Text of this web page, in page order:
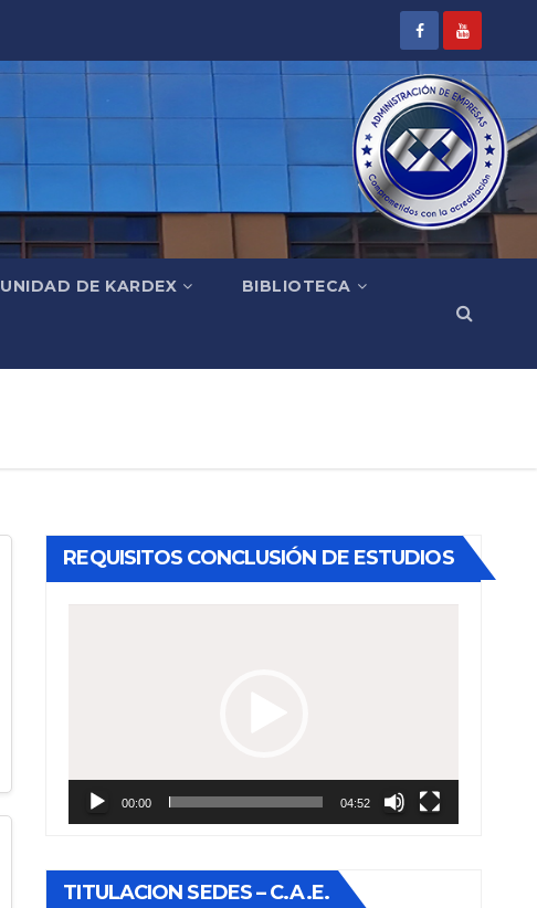
UNIDAD DE KARDEX BIBLIOTECA
REQUISITOS CONCLUSIÓN DE ESTUDIOS
00:00 04:52
TITULACION SEDES – C.A.E.